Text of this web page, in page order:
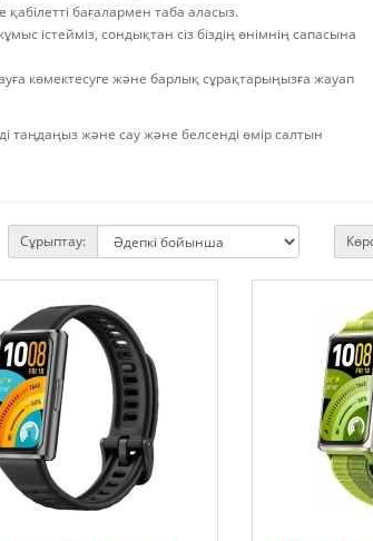
қабілетті бағалармен таба аласыз.
істейміз, сондықтан сіз біздің өнімнің сапасына
көмектесуге және барлық сұрақтарыңызға жауап
таңдаңыз және сау және белсенді өмір салтын
Сұрыптау: